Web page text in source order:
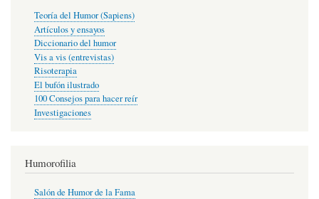
Teoría del Humor (Sapiens)
Artículos y ensayos
Diccionario del humor
Vis a vis (entrevistas)
Risoterapia
El bufón ilustrado
100 Consejos para hacer reír
Investigaciones
Humorofilia
Salón de Humor de la Fama